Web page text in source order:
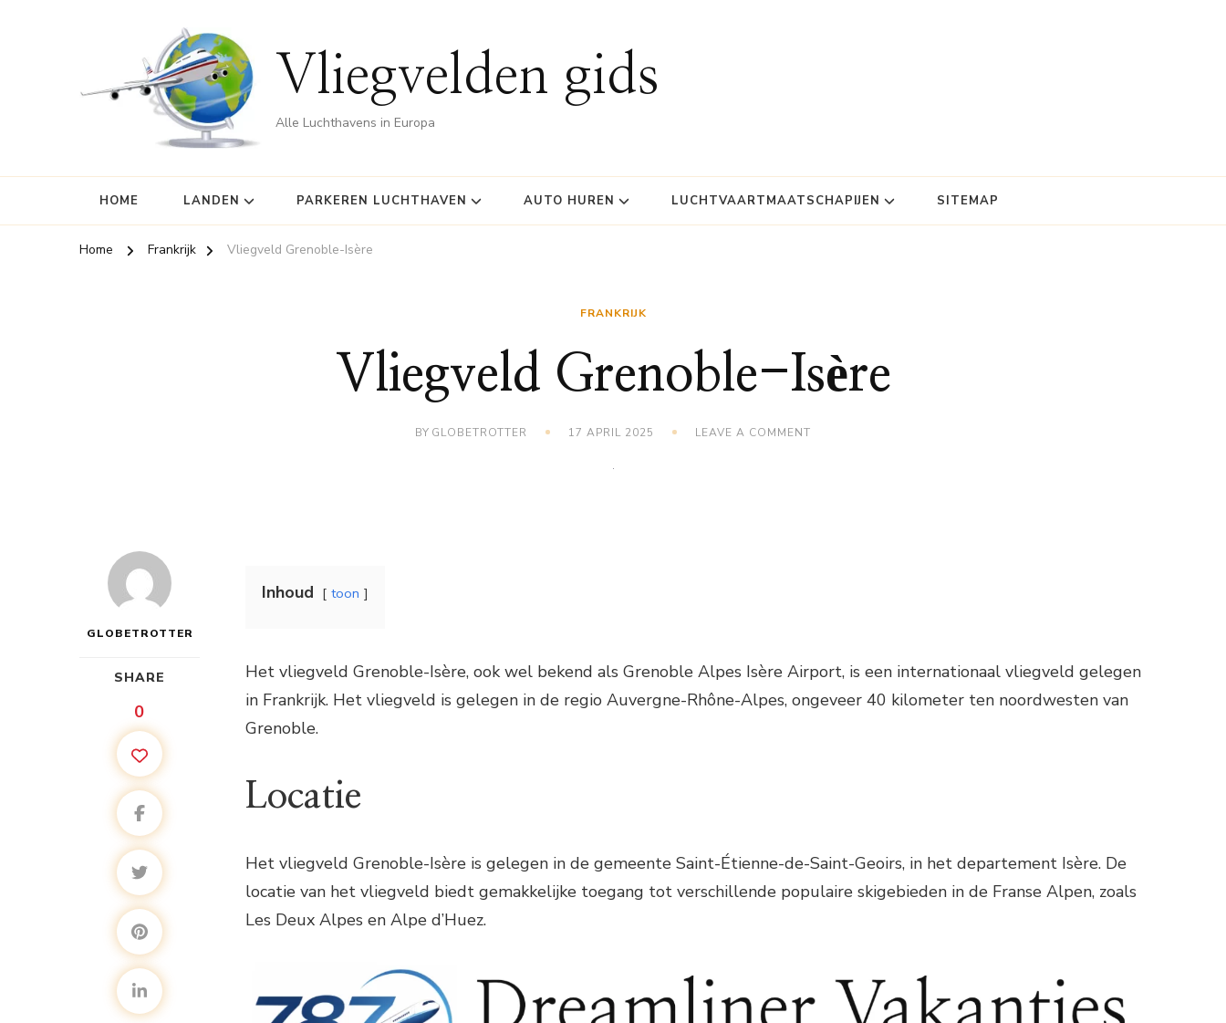
Vliegvelden gids
Alle Luchthavens in Europa
HOME LANDEN PARKEREN LUCHTHAVEN AUTO HUREN LUCHTVAARTMAATSCHAPIJEN SITEMAP
Home Frankrijk Vliegveld Grenoble-Isère
FRANKRIJK
Vliegveld Grenoble-Isère
BY GLOBETROTTER 17 APRIL 2025 LEAVE A COMMENT
GLOBETROTTER
SHARE
0
Inhoud toon
Het vliegveld Grenoble-Isère, ook wel bekend als Grenoble Alpes Isère Airport, is een internationaal vliegveld gelegen
in Frankrijk. Het vliegveld is gelegen in de regio Auvergne-Rhône-Alpes, ongeveer 40 kilometer ten noordwesten van
Grenoble.
Locatie
Het vliegveld Grenoble-Isère is gelegen in de gemeente Saint-Étienne-de-Saint-Geoirs, in het departement Isère. De
locatie van het vliegveld biedt gemakkelijke toegang tot verschillende populaire skigebieden in de Franse Alpen, zoals
Les Deux Alpes en Alpe d’Huez.